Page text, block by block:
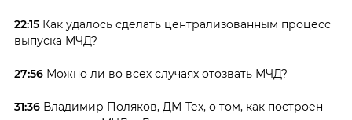
22:15Как удалось сделать централизованным процесс
выпуска МЧД?
27:56Можно ли во всех случаях отозвать МЧД?
31:36Владимир Поляков, ДМ-Тех, о том, как построен